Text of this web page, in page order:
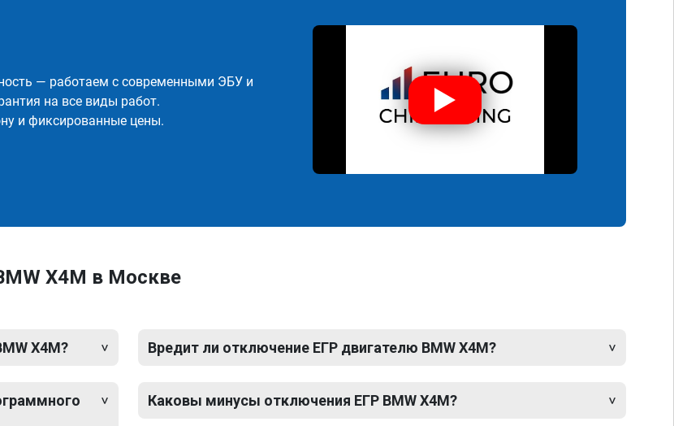
— работаем с современными ЭБУ и
на все виды работ.
и фиксированные цены.
X4M в Москве
X4M? Вредит ли отключение ЕГР двигателю BMW X4M?
Каковы минусы отключения ЕГР BMW X4M?